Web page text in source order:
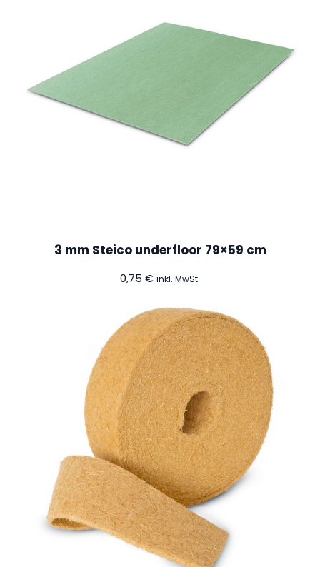
3 mm Steico underfloor 79×59 cm
0,75 € inkl. MwSt.